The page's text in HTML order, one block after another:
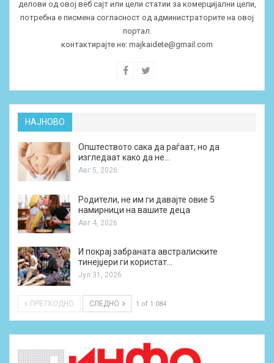
делови од овој веб сајт или цели статии за комерцијални цели,
потребна е писмена согласност од администраторите на овој
портал.
контактирајте не: majkaidete@gmail.com
НАЈНОВО
Општеството сака да раѓаат, но да
изгледаат како да не…
Авг 5, 2026
Родители, не им ги давајте овие 5
намирници на вашите деца
Авг 4, 2026
И покрај забраната австралиските
тинејџери ги користат…
Јул 31, 2026
ПРЕТХОДНО СЛЕДНО 1 of 1.084